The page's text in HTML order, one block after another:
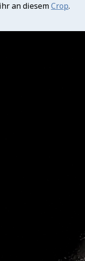
an diesemCrop.